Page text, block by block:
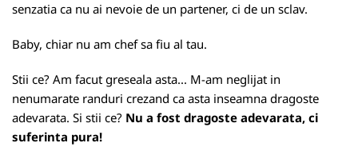
senzatia ca nu ai nevoie de un partener, ci de un sclav.
Baby, chiar nu am chef sa fiu al tau.
Stii ce? Am facut greseala asta... M-am neglijat in
nenumarate randuri crezand ca asta inseamna dragoste
adevarata. Si stii ce? Nu a fost dragoste adevarata, ci
suferinta pura!